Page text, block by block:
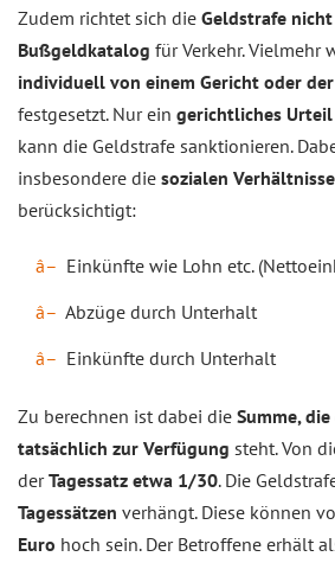
Zudem richtet sich die Geldstrafe
Bußgeldkatalog für Verkehr. Vielmehr
individuell von einem Gericht oder
festgesetzt. Nur ein gerichtliches
kann die Geldstrafe sanktionieren.
insbesondere die sozialen
berücksichtigt:
Einkünfte wie Lohn etc.
Abzüge durch Unterhalt
Einkünfte durch Unterhalt
Zu berechnen ist dabei die Summe,
tatsächlich zur Verfügung steht. Von
derTagessatz etwa 1/30. Die
Tagessätzen verhängt. Diese können
Euro hoch sein. Der Betroffene erhält